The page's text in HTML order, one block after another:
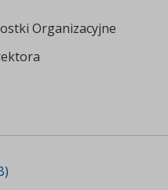
Organizacyjne